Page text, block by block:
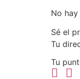
No
Sé el
Tu
Tu